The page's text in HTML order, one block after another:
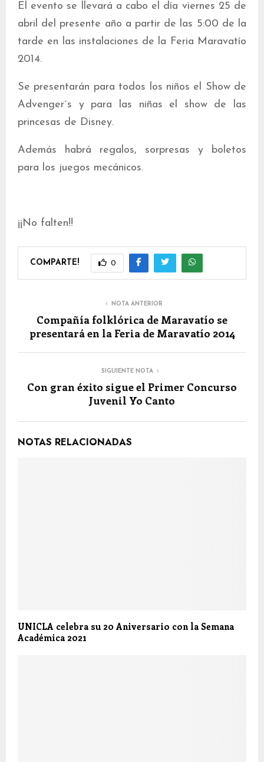
El evento se llevará a cabo el día viernes 25 de
abril del presente año a partir de las 5:00 de la
tarde en las instalaciones de la Feria Maravatío
2014.
Se presentarán para todos los niños el Show de
Advenger´s y para las niñas el show de las
princesas de Disney.
Además habrá regalos, sorpresas y boletos
para los juegos mecánicos.
¡¡No falten!!
COMPARTE! 0
NOTA ANTERIOR
Compañía folklórica de Maravatío se
presentará en la Feria de Maravatío 2014
SIGUIENTE NOTA
Con gran éxito sigue el Primer Concurso
Juvenil Yo Canto
NOTAS RELACIONADAS
UNICLA celebra su 20 Aniversario con la Semana
Académica 2021